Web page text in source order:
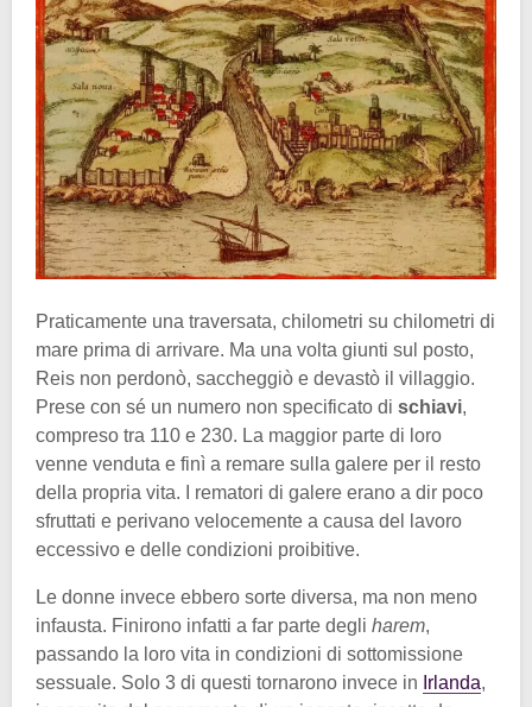
Praticamente una traversata, chilometri su chilometri di
mare prima di arrivare. Ma una volta giunti sul posto,
Reis non perdonò, saccheggiò e devastò il villaggio.
Prese con sé un numero non specificato di schiavi,
compreso tra 110 e 230. La maggior parte di loro
venne venduta e finì a remare sulla galere per il resto
della propria vita. I rematori di galere erano a dir poco
sfruttati e perivano velocemente a causa del lavoro
eccessivo e delle condizioni proibitive.
Le donne invece ebbero sorte diversa, ma non meno
infausta. Finirono infatti a far parte degli harem,
passando la loro vita in condizioni di sottomissione
sessuale. Solo 3 di questi tornarono invece in Irlanda,